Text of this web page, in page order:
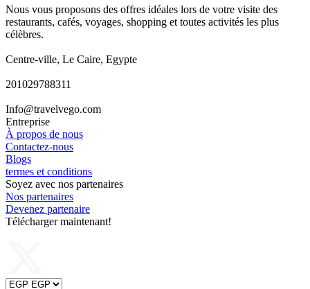
Nous vous proposons des offres idéales lors de votre visite des
restaurants, cafés, voyages, shopping et toutes activités les plus
célèbres.
Centre-ville, Le Caire, Egypte
201029788311
Info@travelvego.com
Entreprise
À propos de nous
Contactez-nous
Blogs
termes et conditions
Soyez avec nos partenaires
Nos partenaires
Devenez partenaire
Télécharger maintenant!